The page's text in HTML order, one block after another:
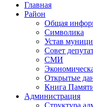
Главная
Район
Общая
Символика
Устав
Совет
СМИ
Открытые
Книга
Администрация
Структура